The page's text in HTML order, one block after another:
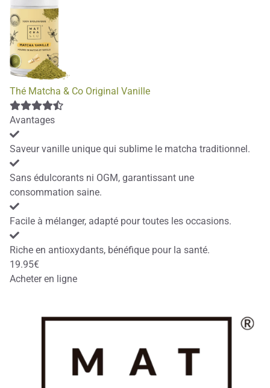
Thé Matcha & Co Original Vanille
Avantages
Saveur vanille unique qui sublime le matcha traditionnel.
Sans édulcorants ni OGM, garantissant une
consommation saine.
Facile à mélanger, adapté pour toutes les occasions.
Riche en antioxydants, bénéfique pour la santé.
19.95€
Acheter en ligne